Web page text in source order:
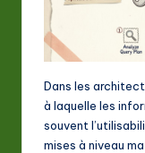
in
A
Dans les
à laquelle les
souvent
mises à niveau